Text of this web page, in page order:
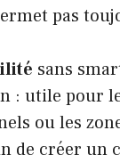
pas
sans
: utile pour
ou les
de créer un